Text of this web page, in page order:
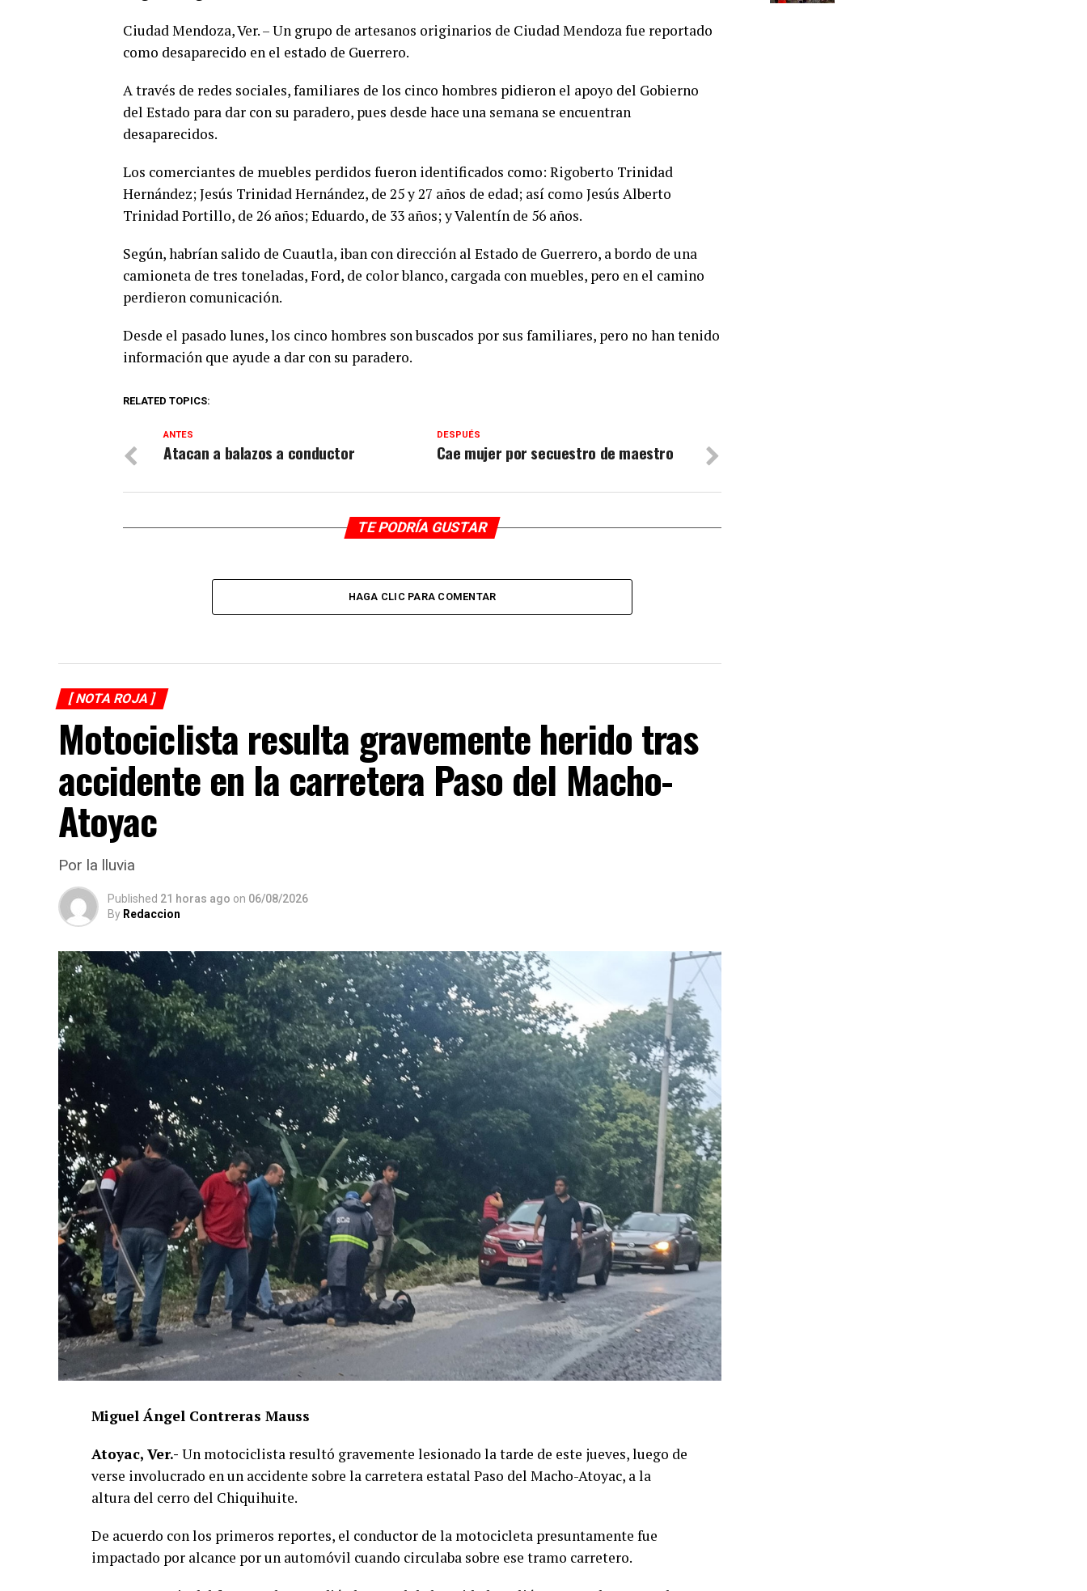
Ciudad Mendoza, Ver. – Un grupo de artesanos originarios de Ciudad Mendoza fue reportado
como desaparecido en el estado de Guerrero.
A través de redes sociales, familiares de los cinco hombres pidieron el apoyo del Gobierno
del Estado para dar con su paradero, pues desde hace una semana se encuentran
desaparecidos.
Los comerciantes de muebles perdidos fueron identificados como: Rigoberto Trinidad
Hernández; Jesús Trinidad Hernández, de 25 y 27 años de edad; así como Jesús Alberto
Trinidad Portillo, de 26 años; Eduardo, de 33 años; y Valentín de 56 años.
Según, habrían salido de Cuautla, iban con dirección al Estado de Guerrero, a bordo de una
camioneta de tres toneladas, Ford, de color blanco, cargada con muebles, pero en el camino
perdieron comunicación.
Desde el pasado lunes, los cinco hombres son buscados por sus familiares, pero no han tenido
información que ayude a dar con su paradero.
RELATED TOPICS:
DESPUÉS
Cae mujer por secuestro de maestro
ANTES
Atacan a balazos a conductor
TE PODRÍA GUSTAR
HAGA CLIC PARA COMENTAR
[ NOTA ROJA ]
Motociclista resulta gravemente herido tras
accidente en la carretera Paso del Macho-
Atoyac
Por la lluvia
Published 21 horas ago on 06/08/2026
By Redaccion
Miguel Ángel Contreras Mauss
Atoyac, Ver.- Un motociclista resultó gravemente lesionado la tarde de este jueves, luego de
verse involucrado en un accidente sobre la carretera estatal Paso del Macho-Atoyac, a la
altura del cerro del Chiquihuite.
De acuerdo con los primeros reportes, el conductor de la motocicleta presuntamente fue
impactado por alcance por un automóvil cuando circulaba sobre ese tramo carretero.